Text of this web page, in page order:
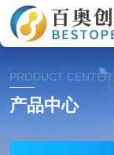
PRODUCT CENTER
产品中心